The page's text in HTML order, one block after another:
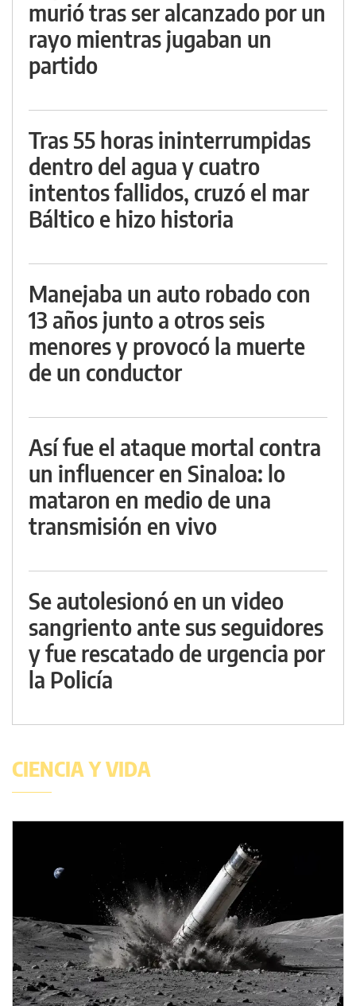
murió tras ser alcanzado por un
rayo mientras jugaban un
partido
Tras 55 horas ininterrumpidas
dentro del agua y cuatro
intentos fallidos, cruzó el mar
Báltico e hizo historia
Manejaba un auto robado con
13 años junto a otros seis
menores y provocó la muerte
de un conductor
Así fue el ataque mortal contra
un influencer en Sinaloa: lo
mataron en medio de una
transmisión en vivo
Se autolesionó en un video
sangriento ante sus seguidores
y fue rescatado de urgencia por
la Policía
CIENCIA Y VIDA